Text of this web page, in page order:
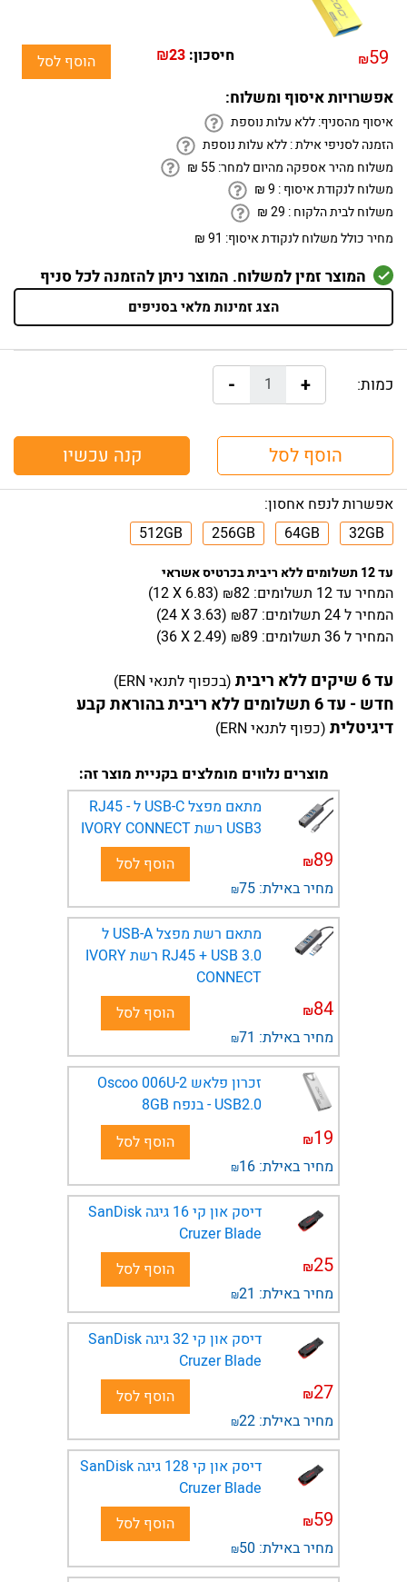
59
₪ חיסכון: ₪23 הוסף לסל
אפשרויות איסוף ומשלוח:
איסוף מהסניף:ללא עלות נוספת
הזמנה לסניפי אילת :ללא עלות נוספת
משלוח מהיר אספקה מהיום למחר:
₪ 55
משלוח לנקודת איסוף :
₪9
משלוח לבית הלקוח :
₪29
מחיר כולל משלוח לנקודת איסוף: 91 ₪
המוצר זמין למשלוח. המוצר ניתן להזמנה לכל סניף
הצג זמינות מלאי בסניפים
כמות: +
-
הוסף לסל קנה עכשיו
אפשרות לנפח אחסון:
32GB
64GB
256GB
512GB
עד 12 תשלומים ללא ריבית בכרטיס אשראי
המחיר עד 12 תשלומים: ₪82
(12 X 6.83)
המחירל 24 תשלומים: ₪87
(24 X3.63)
המחירל 36 תשלומים: ₪89
(36 X2.49)
עד 6 שיקים ללא ריבית (בכפוף לתנאי ERN)
חדש - עד 6 תשלומים ללא ריבית בהוראת קבע
דיגיטלית (כפוף לתנאי ERN)
מוצרים נלווים מומלצים בקניית מוצר זה:
מתאם מפצל USB-C ל RJ45 -
USB3 רשת IVORY CONNECT
89
₪
מחיר באילת: 75
₪
הוסף לסל
מתאם רשת מפצל USB-A ל
0.RJ45 + USB 3 רשת IVORY
CONNECT
84
₪
מחיר באילת: 71
₪
הוסף לסל
זכרון פלאש Oscoo 006U-2
USB2.0 - בנפח 8GB
19
₪
מחיר באילת: 16
₪
הוסף לסל
דיסק און קי 16 גיגה SanDisk
Cruzer Blade
25
₪
מחיר באילת: 21
₪
הוסף לסל
דיסק און קי 32 גיגה SanDisk
Cruzer Blade
27
₪
מחיר באילת: 22
₪
הוסף לסל
דיסק און קי 128 גיגה SanDisk
Cruzer Blade
59
₪
מחיר באילת: 50
₪
הוסף לסל